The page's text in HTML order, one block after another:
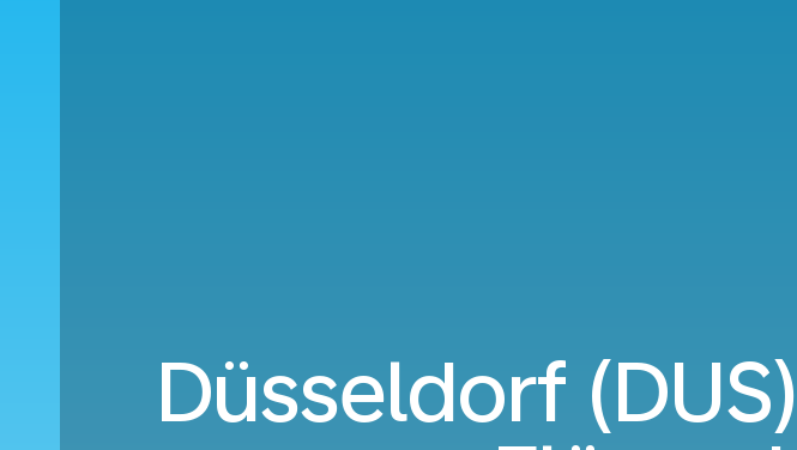
Düsseldorf